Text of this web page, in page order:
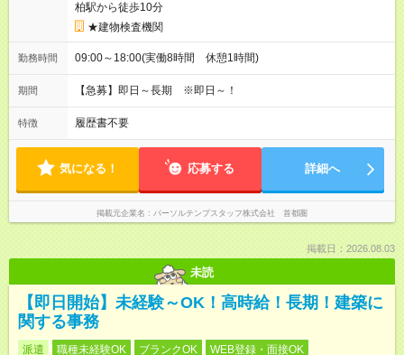
柏駅から徒歩10分
★建物検査機関
勤務時間 09:00～18:00(実働8時間 休憩1時間)
期間 【急募】即日～長期 ※即日～！
特徴 履歴書不要
気になる！ 応募する 詳細へ
掲載元企業名 パーソルテンプスタッフ株式会社 首都圏
掲載日：2026.08.03
未読
【即日開始】未経験～OK！高時給！長期！建築に
関する事務
派遣 職種未経験OK ブランクOK WEB登録・面接OK